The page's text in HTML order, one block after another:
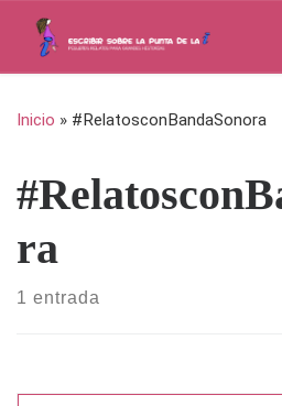
Saltar al contenido
Inicio » #RelatosconBandaSonora
ra
1 entrada